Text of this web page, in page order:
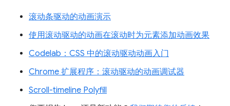
滚动条驱动的动画演示
使用滚动驱动的动画在滚动时为元素添加动画效果
Codelab：CSS 中的滚动驱动动画入门
Chrome 扩展程序：滚动驱动的动画调试器
Scroll-timeline Polyfill